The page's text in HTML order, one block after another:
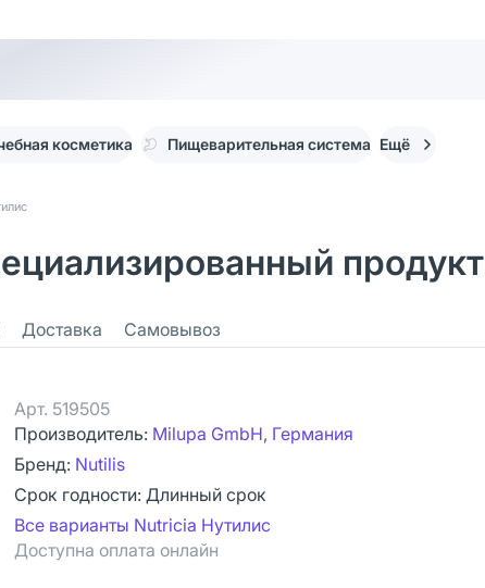
косметика Пищеварительная система Ещё
Доставка Самовывоз
Арт. 519505
Производитель: Milupa GmbH, Германия
Бренд: Nutilis
Срок годности: Длинный срок
Все варианты Nutricia Нутилис
Доступна оплата онлайн